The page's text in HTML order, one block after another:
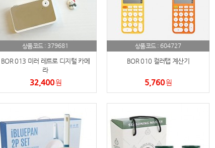
상품코드 : 379681
BOR 013 미러 레트로 디지털 카메
라
32,400원
상품코드 : 604727
BOR 010 컬러탭 계산기
5,760원